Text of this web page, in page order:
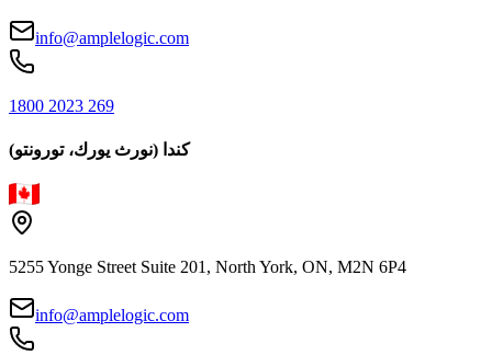
info@amplelogic.com
1800 2023 269
كندا (نورث يورك، تورونتو)
5255 Yonge Street Suite 201, North York, ON, M2N 6P4
info@amplelogic.com